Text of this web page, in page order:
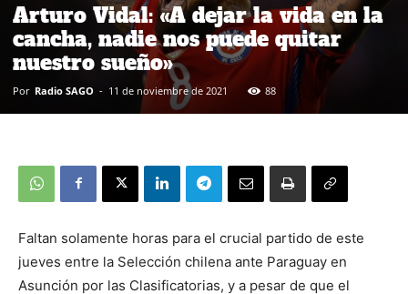
Arturo Vidal: «A dejar la vida en la
cancha, nadie nos puede quitar
nuestro sueño»
Por Radio SAGO - 11 de noviembre de 2021 88
Faltan solamente horas para el crucial partido de este
jueves entre la Selección chilena ante Paraguay en
Asunción por las Clasificatorias, y a pesar de que el